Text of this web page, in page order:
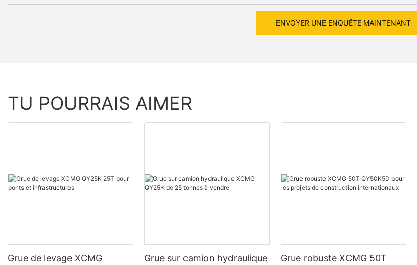
ENVOYER UNE ENQUÊTE MAINTENANT
TU POURRAIS AIMER
Grue de levage XCMG
Grue sur camion hydraulique
Grue robuste XCMG 50T